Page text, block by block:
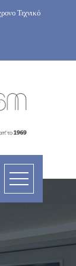
Τεχνικό